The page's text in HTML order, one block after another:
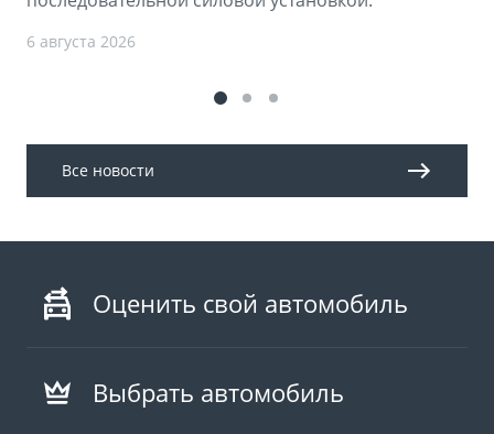
6 августа 2026
Все новости
Оценить свой автомобиль
Выбрать автомобиль